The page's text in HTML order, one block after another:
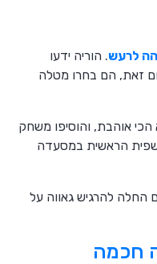
לרעש. הוריה ידעו
זאת, הם בחרו מטלה
אוהבת, והוסיפו משחק
הראשית במסעדה
להרגיש גאווה על
חכמה